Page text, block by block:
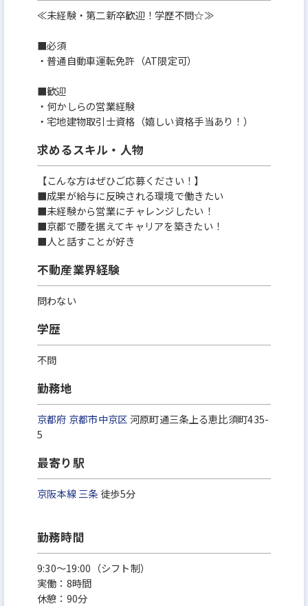
≪未経験・第二新卒歓迎！学歴不問☆≫
■必須
・普通自動車運転免許（AT限定可）
■歓迎
・何かしらの営業経験
・宅地建物取引士資格（嬉しい資格手当あり！）
求めるスキル・人物
【こんな方はぜひご応募ください！】
■成果が給与に反映される環境で働きたい
■未経験から営業にチャレンジしたい！
■京都で腰を据えてキャリアを築きたい！
■人と話すことが好き
不動産業界経験
問わない
学歴
不問
勤務地
京都府 京都市中京区河原町通三条上る恵比須町435-
5
最寄り駅
京阪本線三条 徒歩5分
勤務時間
9:30～19:00（シフト制）
実働：8時間
休憩：90分